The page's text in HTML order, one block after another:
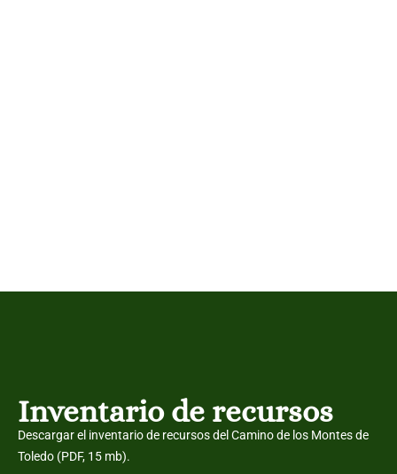
Inventario de recursos
Descargar el inventario de recursos del Camino de los Montes de
Toledo (PDF, 15 mb).